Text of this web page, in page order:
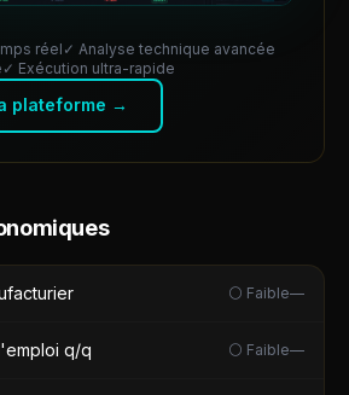
réel ✓ Analyse technique avancée
✓ Exécution ultra-rapide
plateforme →
⚪ Faible—
q/q ⚪ Faible—